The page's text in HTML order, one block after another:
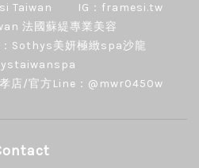
Taiwan
IG：framesi.tw
法國蘇緹專業美容
Sothys美妍極緻spa沙龍
店/官方Line：@mwr0450w